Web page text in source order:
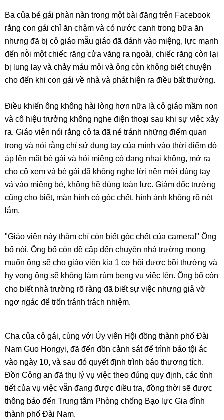
Ba của bé gái phàn nàn trong một bài đăng trên Facebook
rằng con gái chỉ ăn chậm và có nước canh trong bữa ăn
nhưng đã bị cô giáo mẫu giáo đã đánh vào miệng, lực mạnh
đến nỗi một chiếc răng cửa văng ra ngoài, chiếc răng còn lại
bị lung lay và chảy máu môi và ông còn không biết chuyện
cho đến khi con gái về nhà và phát hiện ra điều bất thường.
Điều khiến ông không hài lòng hơn nữa là cô giáo mầm non
và cô hiệu trưởng không nghe điện thoại sau khi sự việc xảy
ra. Giáo viên nói rằng cô ta đã né tránh những điểm quan
trọng và nói rằng chỉ sử dụng tay của mình vào thời điểm đó
áp lên mặt bé gái và hỏi miệng có đang nhai không, mở ra
cho cô xem và bé gái đã không nghe lời nên mới dùng tay
vả vào miệng bé, không hề dùng toàn lực. Giám đốc trường
cũng cho biết, màn hình có góc chết, hình ảnh không rõ nét
lắm.
"Giáo viên này thậm chí còn biết góc chết của camera!" Ông
bố nói. Ông bố còn đề cập đến chuyện nhà trường mong
muốn ông sẽ cho giáo viên kia 1 cơ hội được bồi thường và
hy vọng ông sẽ không làm rùm beng vụ việc lên. Ông bố còn
cho biết nhà trường rõ ràng đã biết sự việc nhưng giả vờ
ngơ ngác để trốn tránh trách nhiệm.
Cha của cô gái, cùng với Ủy viên Hội đồng thành phố Đài
Nam Guo Hongyi, đã đến đồn cảnh sát để trình báo tội ác
vào ngày 10, và sau đó quyết định trình báo thương tích.
Đồn Công an đã thụ lý vụ việc theo đúng quy định, các tình
tiết của vụ việc vẫn đang được điều tra, đồng thời sẽ được
thông báo đến Trung tâm Phòng chống Bạo lực Gia đình
thành phố Đài Nam.